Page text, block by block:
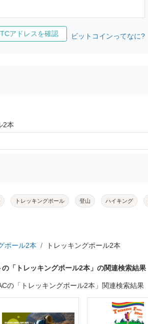
アドレスを確認 ビットコインってなに?
2本
トレッキングポール 登山 ハイキング
ポール2本 トレッキングポール2本
「トレッキングポール2本」の関連検索結果
の「トレッキングポール2本」関連検索結果